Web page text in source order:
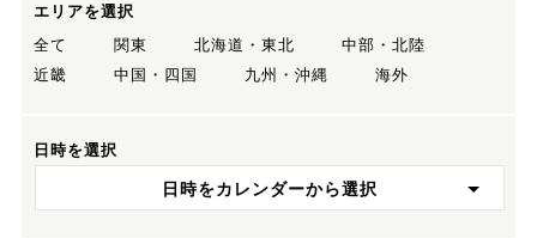
エリアを選択
全て
関東 北海道・東北
中部・北陸
近畿
中国・四国 九州・沖縄 海外
日時を選択
日時をカレンダーから選択